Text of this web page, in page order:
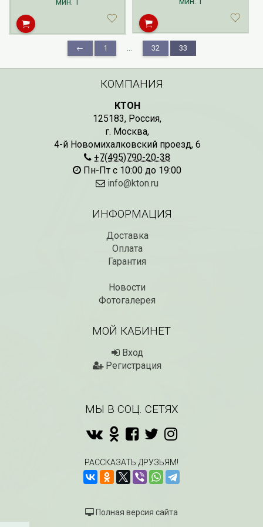
← 1 32 33
КОМПАНИЯ
КТОН
125183, Россия,
г. Москва,
4-й Новомихалковский проезд, 6
+7(495)790-20-38
Пн-Пт с 10:00 до 19:00
info@kton.ru
ИНФОРМАЦИЯ
Доставка
Оплата
Гарантия
Новости
Фотогалерея
МОЙ КАБИНЕТ
Вход
Регистрация
МЫ В СОЦ. СЕТЯХ
РАССКАЗАТЬ ДРУЗЬЯМ!
Полная версия сайта